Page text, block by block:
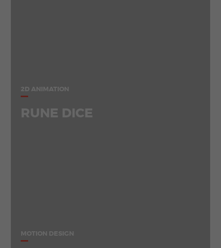
2D ANIMATION
RUNE DICE
MOTION DESIGN